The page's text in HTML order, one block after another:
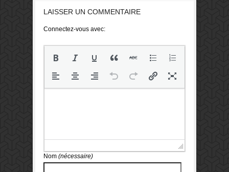
LAISSER UN COMMENTAIRE
Connectez-vous avec:
Nom (nécessaire)